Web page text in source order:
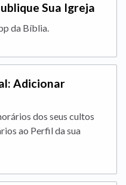
Sua Igreja
da Bíblia.
Adicionar
dos seus cultos
ao Perfil da sua